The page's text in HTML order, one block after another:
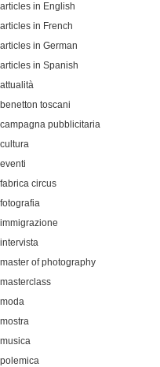
articles in English
articles in French
articles in German
articles in Spanish
attualità
benetton toscani
campagna pubblicitaria
cultura
eventi
fabrica circus
fotografia
immigrazione
intervista
master of photography
masterclass
moda
mostra
musica
polemica